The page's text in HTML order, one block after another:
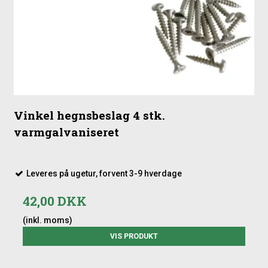
Ved montering får du brug for stolper, beslag og eventuelle
stolpehatte. Stolperne skal nedgraves 80-90 cm for at stå
stabilt, og alt nødvendigt tilbehør findes under relaterede
Vinkel hegnsbeslag 4 stk.
varmgalvaniseret
Leveres på ugetur, forvent 3-9 hverdage
42,00 DKK
(inkl. moms)
VIS PRODUKT